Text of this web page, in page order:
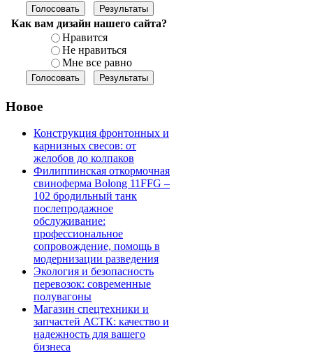
Как вам дизайн нашего сайта?
Нравится
Не нравиться
Мне все равно
Новое
Конструкция фронтонных и
карнизных свесов: от
желобов до колпаков
Филиппинская откормочная
свиноферма Bolong 11FFG –
102 бродильный танк
послепродажное
обслуживание:
профессиональное
сопровождение, помощь в
модернизации разведения
Экология и безопасность
перевозок: современные
полувагоны
Магазин спецтехники и
запчастей АСТК: качество и
надежность для вашего
бизнеса